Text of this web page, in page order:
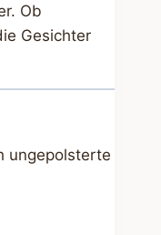
Ob
Gesichter
ungepolsterte